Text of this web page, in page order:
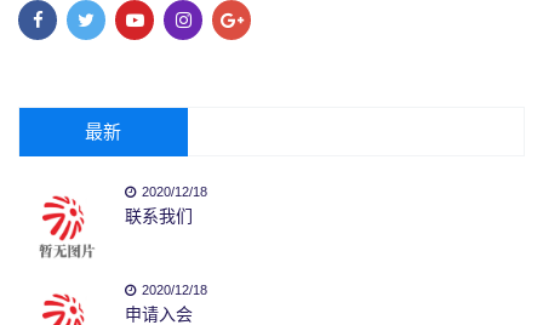
最新
2020/12/18
联系我们
2020/12/18
申请入会